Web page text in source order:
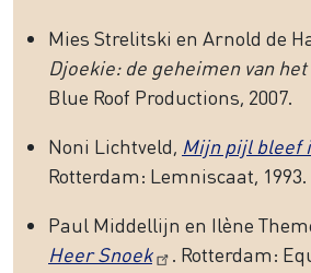
Mies Strelitski en Arnold de
Djoekie: de geheimen van
Blue Roof Productions, 2007.
Noni Lichtveld, Mijn pijl bleef
Rotterdam: Lemniscaat, 1993.
Paul Middellijn en Ilène
Heer Snoek
. Rotterdam: